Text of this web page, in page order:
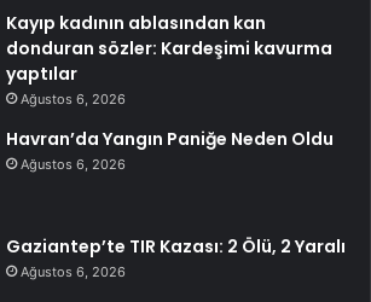
Kayıp kadının ablasından kan
donduran sözler: Kardeşimi kavurma
yaptılar
Ağustos 6, 2026
Havran’da Yangın Paniğe Neden Oldu
Ağustos 6, 2026
Gaziantep’te TIR Kazası: 2 Ölü, 2 Yaralı
Ağustos 6, 2026